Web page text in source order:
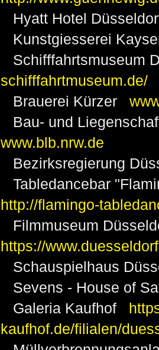
Hyatt Hotel
Kunstgiesserei
Schifffahrtsmuseum
schifffahrtmuseum.de/
Brauerei Kürzer
Bau- und
www.blb.nrw.de
Bezirksregierung
Tabledancebar
http://flamingo-
Filmmuseum
https://
Schauspielhaus
Sevens - House of
Galeria Kaufhof
kaufhof.de/filialen/